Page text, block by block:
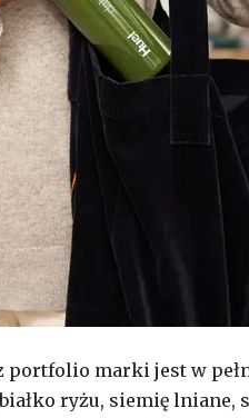
marki jest w
ryżu, siemię lniane,